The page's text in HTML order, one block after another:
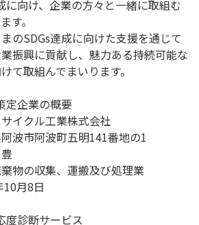
に向け、企業の方々と一緒に取組む
す。
のSDGs達成に向けた支援を通じて
振興に貢献し、魅力ある持続可能な
て取組んでまいります。
定企業の概要
イクル工業株式会社
波市阿波町五明141番地の1
物の収集、運搬及び処理業
月8日
度診断サービス